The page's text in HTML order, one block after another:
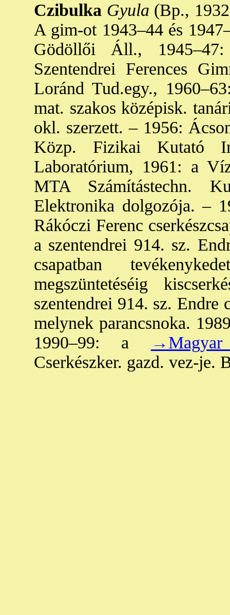
Czibulka Gyula (Bp.,
A gim-ot 1943–44 és
Gödöllői Áll.,
Szentendrei Ferences
Loránd Tud.egy.,
mat. szakos középisk.
okl. szerzett. – 1956:
Közp. Fizikai Kutató
Laboratórium, 1961: a
MTA Számítástechn.
Elektronika dolgozója. –
Rákóczi Ferenc
a szentendrei 914. sz.
csapatban
megszüntetéséig
szentendrei 914. sz. Endre
melynek parancsnoka.
1990–99: a
→Magyar
Cserkészker. gazd. vez-je.